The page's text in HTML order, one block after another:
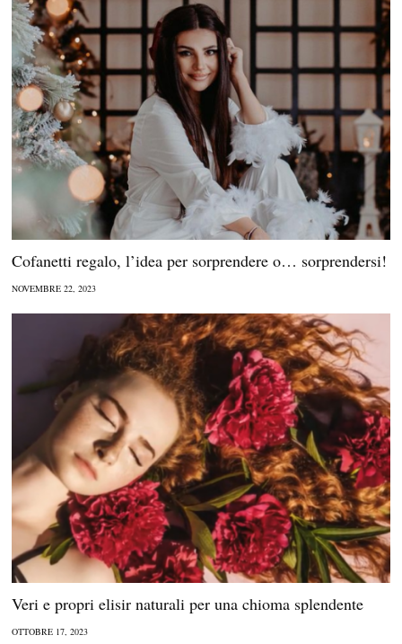
Cofanetti regalo, l’idea per sorprendere o… sorprendersi!
NOVEMBRE 22, 2023
Veri e propri elisir naturali per una chioma splendente
OTTOBRE 17, 2023